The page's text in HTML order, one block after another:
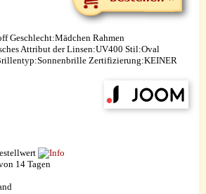
Geschlecht:Mädchen Rahmen
Attribut der Linsen:UV400 Stil:Oval
Zertifizierung:KEINER
14 Tagen